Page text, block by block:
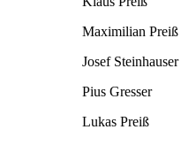
Maximilian Preiß
Josef Steinhauser
Pius Gresser
Lukas Preiß